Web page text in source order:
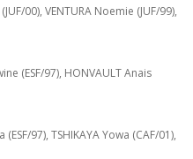
00), VENTURA Noemie (JUF/99),
(ESF/97), HONVAULT Anais
(ESF/97), TSHIKAYA Yowa (CAF/01),